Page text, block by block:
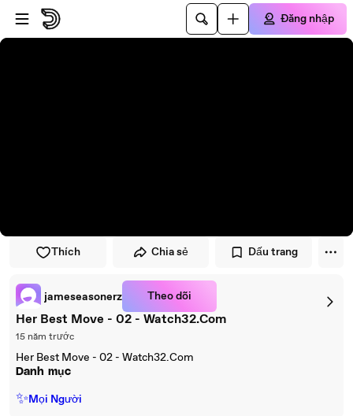
Đi đến trình phát
Đi đến nội dung chính
Đăng nhập
Thích Chia sẻ Dấu trang
jameseasonerz Theo dõi
Her Best Move - 02 - Watch32.Com
15 năm trước
Her Best Move - 02 - Watch32.Com
Danh mục
✨Mọi Người